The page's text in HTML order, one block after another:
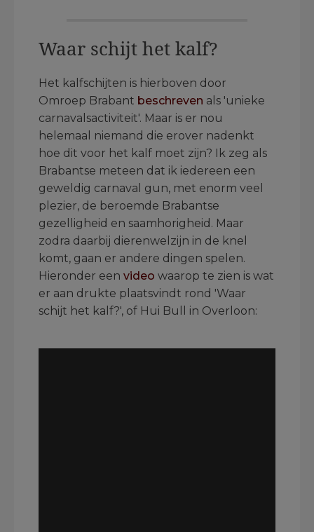
Waar schijt het kalf?
Het kalfschijten is hierboven door
Omroep Brabant beschreven als 'unieke
carnavalsactiviteit'. Maar is er nou
helemaal niemand die erover nadenkt
hoe dit voor het kalf moet zijn? Ik zeg als
Brabantse meteen dat ik iedereen een
geweldig carnaval gun, met enorm veel
plezier, de beroemde Brabantse
gezelligheid en saamhorigheid. Maar
zodra daarbij dierenwelzijn in de knel
komt, gaan er andere dingen spelen.
Hieronder een video waarop te zien is wat
er aan drukte plaatsvindt rond 'Waar
schijt het kalf?', of Hui Bull in Overloon: